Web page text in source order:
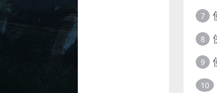
7
8
9
10